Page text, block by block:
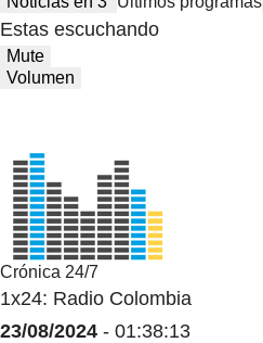
Estas escuchando
Mute
Volumen
Crónica 24/7
1x24: Radio Colombia
23/08/2024 - 01:38:13